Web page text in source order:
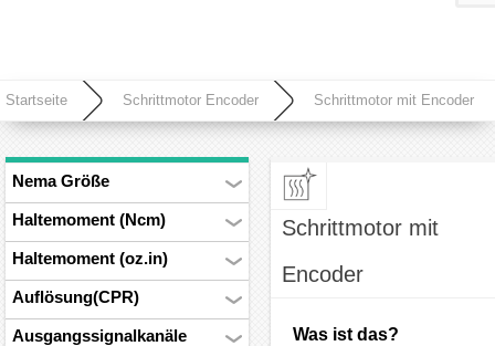
Startseite Schrittmotor Encoder Schrittmotor mit Encoder
Nema Größe
Haltemoment (Ncm)
Haltemoment (oz.in)
Auflösung(CPR)
Ausgangssignalkanäle
Schrittmotor mit
Encoder
Was ist das?